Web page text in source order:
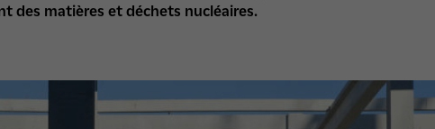
des matières et déchets nucléaires.